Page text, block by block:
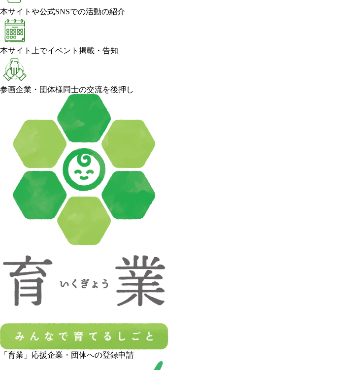
本サイトや公式SNSでの活動の紹介
本サイト上でイベント掲載・告知
参画企業・団体様同士の交流を後押し
「育業」応援企業・団体への登録申請